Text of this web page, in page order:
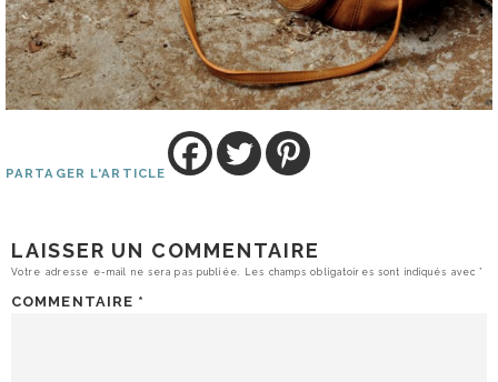
PARTAGER L'ARTICLE
LAISSER UN COMMENTAIRE
Votre adresse e-mail ne sera pas publiée. Les champs obligatoires sont indiqués avec*
COMMENTAIRE *